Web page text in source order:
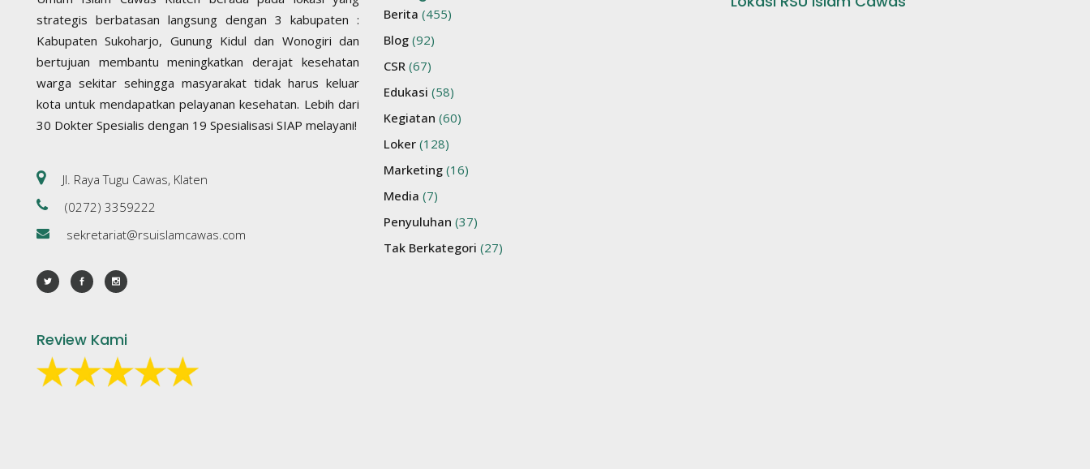
strategis berbatasan langsung dengan 3 kabupaten :
Kabupaten Sukoharjo, Gunung Kidul dan Wonogiri dan
bertujuan membantu meningkatkan derajat kesehatan
warga sekitar sehingga masyarakat tidak harus keluar
kota untuk mendapatkan pelayanan kesehatan. Lebih dari
30 Dokter Spesialis dengan 19 Spesialisasi SIAP melayani!
Jl. Raya Tugu Cawas, Klaten
(0272) 3359222
sekretariat@rsuislamcawas.com
Review Kami
Berita (455)
Blog(92)
CSR(67)
Edukasi (58)
Kegiatan (60)
Loker(128)
Marketing(16)
Media (7)
Penyuluhan (37)
Tak Berkategori (27)